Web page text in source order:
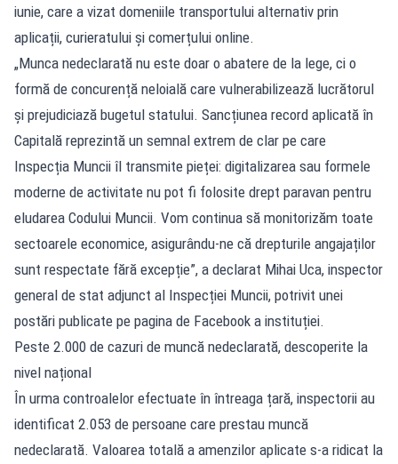
iunie, care a vizat domeniile transportului alternativ prin
aplicații, curieratului și comerțului online.
„Munca nedeclarată nu este doar o abatere de la lege, ci o
formă de concurență neloială care vulnerabilizează lucrătorul
și prejudiciază bugetul statului. Sancțiunea record aplicată în
Capitală reprezintă un semnal extrem de clar pe care
Inspecția Muncii îl transmite pieței: digitalizarea sau formele
moderne de activitate nu pot fi folosite drept paravan pentru
eludarea Codului Muncii. Vom continua să monitorizăm toate
sectoarele economice, asigurându-ne că drepturile angajaților
sunt respectate fără excepție”, a declarat Mihai Uca, inspector
general de stat adjunct al Inspecției Muncii, potrivit unei
postări publicate pe pagina de Facebook a instituției.
Peste 2.000 de cazuri de muncă nedeclarată, descoperite la
nivel național
În urma controalelor efectuate în întreaga țară, inspectorii au
identificat 2.053 de persoane care prestau muncă
nedeclarată. Valoarea totală a amenzilor aplicate s-a ridicat la